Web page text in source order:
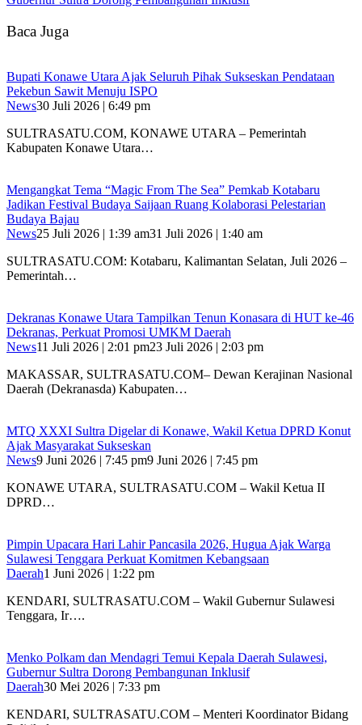
Baca Juga
Bupati Konawe Utara Ajak Seluruh Pihak Sukseskan Pendataan
Pekebun Sawit Menuju ISPO
News30 Juli 2026 | 6:49 pm
SULTRASATU.COM, KONAWE UTARA – Pemerintah
Kabupaten Konawe Utara…
Mengangkat Tema “Magic From The Sea” Pemkab Kotabaru
Jadikan Festival Budaya Saijaan Ruang Kolaborasi Pelestarian
Budaya Bajau
News25 Juli 2026 | 1:39 am31 Juli 2026 | 1:40 am
SULTRASATU.COM: Kotabaru, Kalimantan Selatan, Juli 2026 –
Pemerintah…
Dekranas Konawe Utara Tampilkan Tenun Konasara di HUT ke-46
Dekranas, Perkuat Promosi UMKM Daerah
News11 Juli 2026 | 2:01 pm23 Juli 2026 | 2:03 pm
MAKASSAR, SULTRASATU.COM– Dewan Kerajinan Nasional
Daerah (Dekranasda) Kabupaten…
MTQ XXXI Sultra Digelar di Konawe, Wakil Ketua DPRD Konut
Ajak Masyarakat Sukseskan
News9 Juni 2026 | 7:45 pm9 Juni 2026 | 7:45 pm
KONAWE UTARA, SULTRASATU.COM – Wakil Ketua II
DPRD…
Pimpin Upacara Hari Lahir Pancasila 2026, Hugua Ajak Warga
Sulawesi Tenggara Perkuat Komitmen Kebangsaan
Daerah1 Juni 2026 | 1:22 pm
KENDARI, SULTRASATU.COM – Wakil Gubernur Sulawesi
Tenggara, Ir….
Menko Polkam dan Mendagri Temui Kepala Daerah Sulawesi,
Gubernur Sultra Dorong Pembangunan Inklusif
Daerah30 Mei 2026 | 7:33 pm
KENDARI, SULTRASATU.COM – Menteri Koordinator Bidang